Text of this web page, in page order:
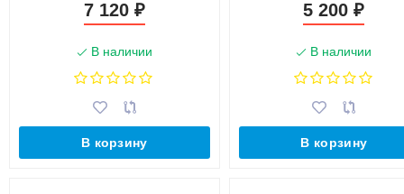
г.в.)
7 120 ₽
В наличии
В корзину
5 200₽
В наличии
В корзину